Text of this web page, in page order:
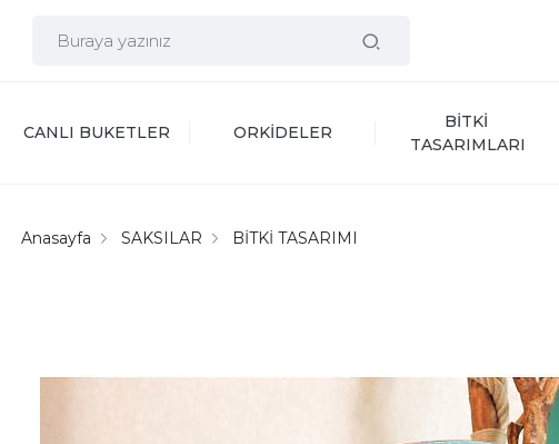
CANLI BUKETLER ORKİDELER
BİTKİ
TASARIMLARI
Anasayfa SAKSILAR BİTKİ TASARIMI